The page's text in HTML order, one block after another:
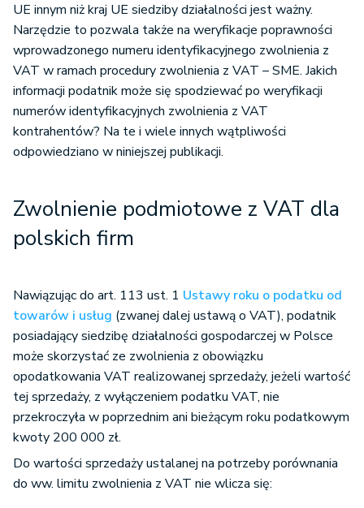
UE innym niż kraj UE siedziby działalności jest ważny.
Narzędzie to pozwala także na weryfikacje poprawności
wprowadzonego numeru identyfikacyjnego zwolnienia z
VAT w ramach procedury zwolnienia z VAT – SME. Jakich
informacji podatnik może się spodziewać po weryfikacji
numerów identyfikacyjnych zwolnienia z VAT
kontrahentów? Na te i wiele innych wątpliwości
odpowiedziano w niniejszej publikacji.
Zwolnienie podmiotowe z VAT dla
polskich firm
Nawiązując do art. 113 ust. 1 Ustawy roku o podatku od
towarów i usług (zwanej dalej ustawą o VAT), podatnik
posiadający siedzibę działalności gospodarczej w Polsce
może skorzystać ze zwolnienia z obowiązku
opodatkowania VAT realizowanej sprzedaży, jeżeli wartość
tej sprzedaży, z wyłączeniem podatku VAT, nie
przekroczyła w poprzednim ani bieżącym roku podatkowym
kwoty 200 000 zł.
Do wartości sprzedaży ustalanej na potrzeby porównania
do ww. limitu zwolnienia z VAT nie wlicza się: